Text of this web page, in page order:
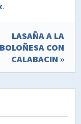
.
LASAÑA A LA
BOLOÑESA CON
CALABACIN »